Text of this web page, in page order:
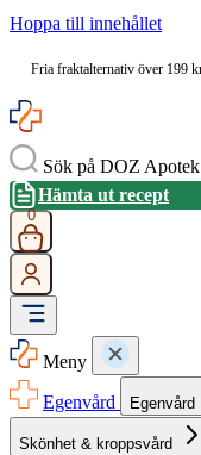
Hoppa till innehållet
Fria fraktalternativ över 199
Sök på DOZ Apotek
Hämta ut recept
0
Meny
Egenvård
Egenvård
Skönhet & kroppsvård